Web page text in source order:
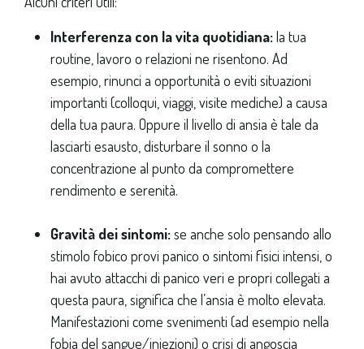
Interferenza con la vita quotidiana:la tua
routine, lavoro o relazioni ne risentono. Ad
esempio, rinunci a opportunità o eviti situazioni
importanti (colloqui, viaggi, visite mediche) a causa
della tua paura. Oppure il livello di ansia è tale da
lasciarti esausto, disturbare il sonno o la
concentrazione al punto da compromettere
rendimento e serenità.
Gravità dei sintomi:se anche solo pensando allo
stimolo fobico provi panico o sintomi fisici intensi, o
hai avuto attacchi di panico veri e propri collegati a
questa paura, significa che l’ansia è molto elevata.
Manifestazioni come svenimenti (ad esempio nella
fobia del sangue/iniezioni) o crisi di angoscia